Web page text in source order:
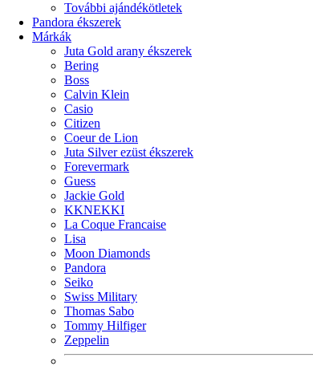
További ajándékötletek
Pandora ékszerek
Márkák
Juta Gold arany ékszerek
Bering
Boss
Calvin Klein
Casio
Citizen
Coeur de Lion
Juta Silver ezüst ékszerek
Forevermark
Guess
Jackie Gold
KKNEKKI
La Coque Francaise
Lisa
Moon Diamonds
Pandora
Seiko
Swiss Military
Thomas Sabo
Tommy Hilfiger
Zeppelin